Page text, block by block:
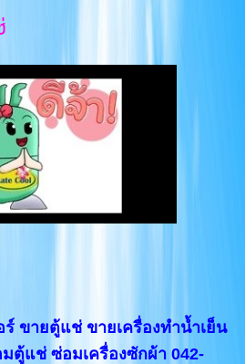
ขายตู้แช่ ขายเครื่องทำน้ำเย็น
ตู้แช่ ซ่อมเครื่องซักผ้า 042-